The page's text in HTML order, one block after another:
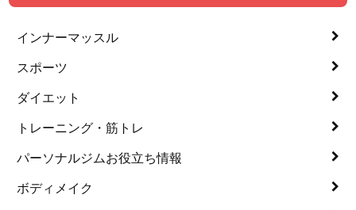
インナーマッスル
スポーツ
ダイエット
トレーニング・筋トレ
パーソナルジムお役立ち情報
ボディメイク